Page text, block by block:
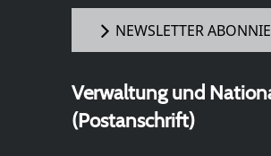
NEWSLETTER
Verwaltung und
(Postanschrift)